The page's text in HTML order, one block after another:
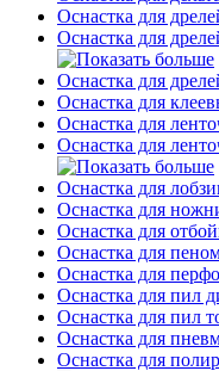
Оснастка для
Оснастка для
Оснастка для
Оснастка для
Оснастка для
Оснастка для
Оснастка для
Оснастка для
Оснастка для
Оснастка для
Оснастка для
Оснастка для пил
Оснастка для пил
Оснастка для
Оснастка для